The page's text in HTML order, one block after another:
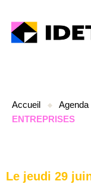
Accueil Agenda
ENTREPRISES
Le jeudi 29